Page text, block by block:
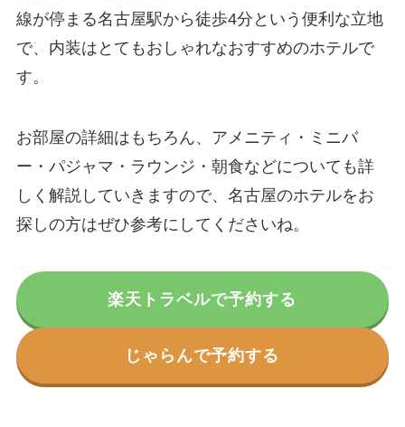
線が停まる名古屋駅から徒歩4分という便利な立地
で、内装はとてもおしゃれなおすすめのホテルで
す。
お部屋の詳細はもちろん、アメニティ・ミニバ
ー・パジャマ・ラウンジ・朝食などについても詳
しく解説していきますので、名古屋のホテルをお
探しの方はぜひ参考にしてくださいね。
楽天トラベルで予約する
じゃらんで予約する